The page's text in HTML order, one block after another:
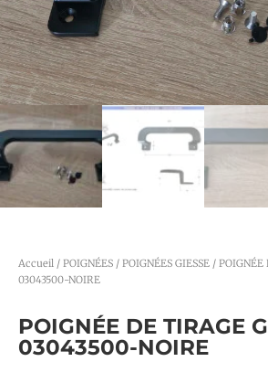
Accueil / POIGNÉES / POIGNÉES GIESSE / POIGNÉE
03043500-NOIRE
POIGNÉE DE TIRAGE
03043500-NOIRE